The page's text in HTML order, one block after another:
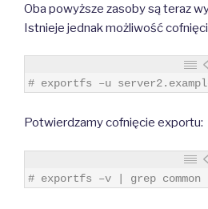
Oba powyższe zasoby są teraz
Istnieje jednak możliwość
# exportfs –u
Potwierdzamy cofnięcie exportu:
# exportfs –v | grep common